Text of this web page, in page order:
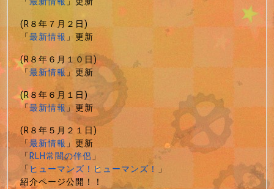
(R８年７月２日)
「最新情報」更新
(R８年６月１０日)
「最新情報」更新
(R８年６月１日)
「最新情報」更新
(R８年５月２１日)
「最新情報」更新
「RLH常闇の伴侶」
「ヒューマンズ！ヒューマンズ！ 」
紹介ページ公開！！